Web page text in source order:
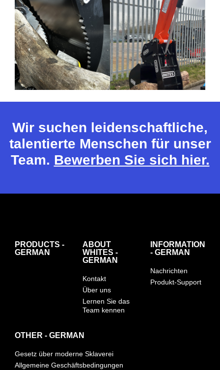
Wir suchen leidenschaftliche,
talentierte Menschen für unser
Team. Bewerben Sie sich hier.
PRODUCTS -
GERMAN
ABOUT
WHITES -
GERMAN
Kontakt
Über uns
Lernen Sie das
Team kennen
INFORMATION
- GERMAN
Nachrichten
Produkt-Support
OTHER - GERMAN
Gesetz über moderne Sklaverei
Allgemeine Geschäftsbedingungen